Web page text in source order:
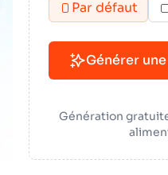
Par défaut
Générer
Génération